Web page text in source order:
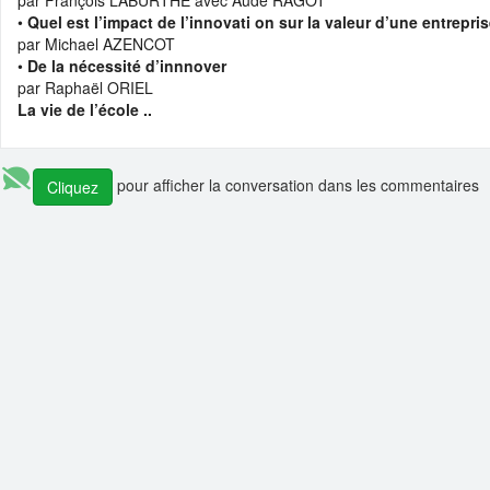
• Quel est l’impact de l’innovati on sur la valeur d’une
par Michael AZENCOT
• De la nécessité d’innnover
par Raphaël ORIEL
La vie de l’école ..
Cliquez pour afficher la conversation dans les commentaires